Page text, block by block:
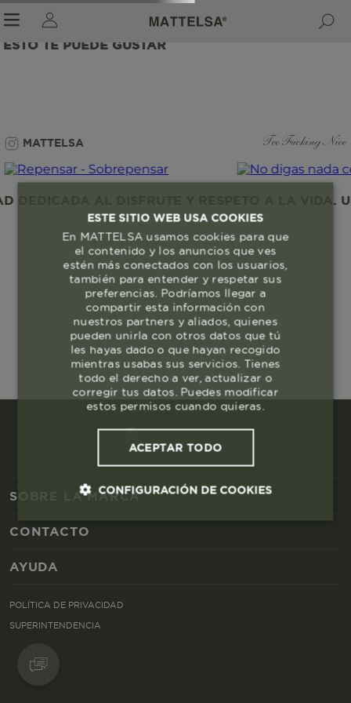
ESTO TE PUEDE GUSTAR
MATTELSA Too Fucking Nice
AL DISFRUTE Y RESPETO A LA
SOBRE LA MARCA
CONTACTO
AYUDA
POLÍTICA DE PRIVACIDAD
SUPERINTENDENCIA
ESTE SITIO WEB USA COOKIES
En MATTELSA usamos cookies para que
el contenido y los anuncios que ves
estén más conectados con los usuarios,
también para entender y respetar sus
preferencias. Podríamos llegar a
compartir esta información con
nuestros partners y aliados, quienes
pueden unirla con otros datos que tú
les hayas dado o que hayan recogido
mientras usabas sus servicios. Tienes
todo el derecho a ver, actualizar o
corregir tus datos. Puedes modificar
estos permisos cuando quieras.
ACEPTAR TODO
CONFIGURACIÓN DE COOKIES